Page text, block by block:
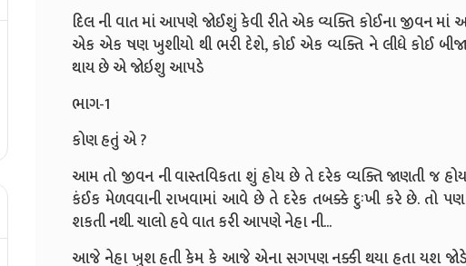
દિલ ની વાત માં આપણે જોઈશું કેવી રીતે એક વ્યક્તિ કોઈના જીવન
એક એક ષણ ખુશીયો થી ભરી દેશે, કોઈ એક વ્યક્તિ ને લીધે કોઈ બીજા
થાય છે એ જોઇશુ આપડે
ભાગ-1
કોણ હતું એ ?
આમ તો જીવન ની વાસ્તવિકતા શું હોય છે તે દરેક વ્યક્તિ જાણતી જ
કંઈક મેળવવાની રાખવામાં આવે છે તે દરેક તબક્કે દુઃખી કરે છે. તો પણ
શકતી નથી. ચાલો હવે વાત કરી આપણે નેહા ની...
આજે નેહા ખુશ હતી કેમ કે આજે એના સગપણ નક્કી થયા હતા યશ